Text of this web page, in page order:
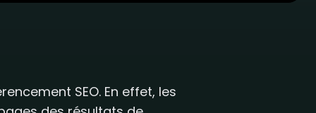
SEO. En effet, les